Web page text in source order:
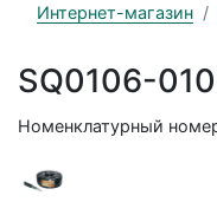
Интернет-магазин
SQ0106-
Номенклатурный